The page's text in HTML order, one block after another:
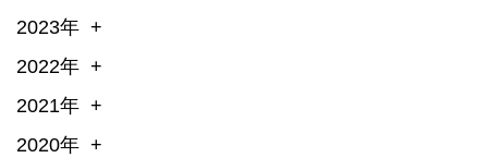
2023年
2022年
2021年
2020年